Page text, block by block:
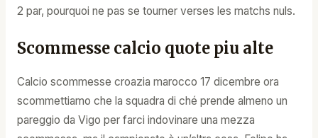
2 par, pourquoi ne pas se tourner verses les matchs nuls.
Scommesse calcio quote piu alte
Calcio scommesse croazia marocco 17 dicembre ora
scommettiamo che la squadra di ché prende almeno un
pareggio da Vigo per farci indovinare una mezza